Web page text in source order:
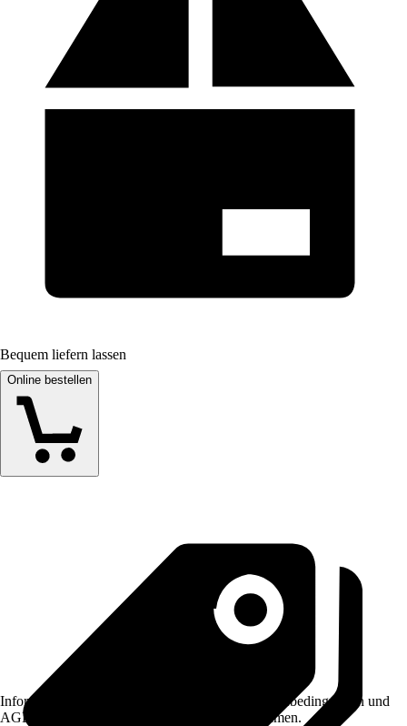
Bequem liefern lassen
Online bestellen
Informationen des Verkäufers, wie z. B. Rückgabebedingungen und
AGB, finden Sie bei Klick auf den Verkäufernamen.